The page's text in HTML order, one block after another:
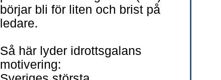
börjar bli för liten och brist på
ledare.
Så här lyder idrottsgalans
motivering: